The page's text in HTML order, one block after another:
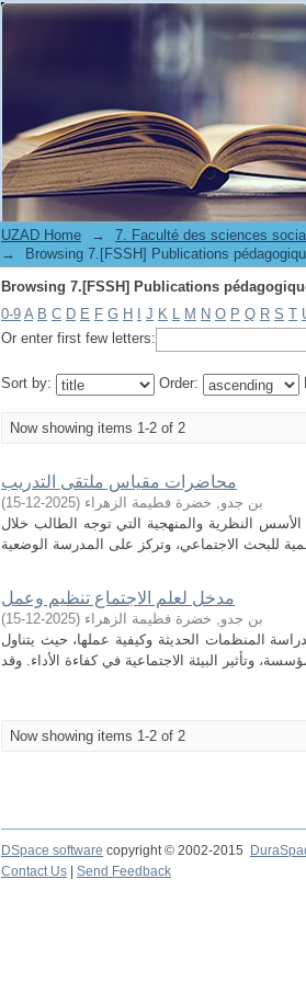
UZAD Home →
→
0-9 A B C D E F G H J K L M N O P Q R S T
Or enter first few letters:
Sort by: Order:
Now showing items 1-2 of 2
محاضرات مقياس ملتقى التدريب
بن جدو, خضرة فطيمة الزهراء (
2025-12-15
)
النظرية والمنهجية التي توجه الطالب خلال
مدخل لعلم الاجتماع تنظيم وعمل
بن جدو, خضرة فطيمة الزهراء (
2025-12-15
)
المنظمات الحديثة وكيفية عملها، حيث يتناول
Now showing items 1-2 of 2
DSpace software copyright © 2002-2015
Contact Us
Send Feedback